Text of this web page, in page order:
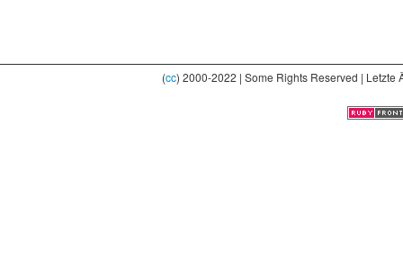
(cc) 2000-2022 | Some Rights Reserved |